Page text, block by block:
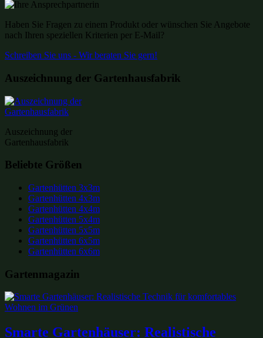
Haben Sie Fragen zu einem Produkt oder wünschen Sie Angebote
nach Ihren speziellen Kriterien per E-Mail?
Schreiben Sie uns - Wir beraten Sie gern!
Auszeichnung der Gartenhausfabrik
Auszeichnung der
Gartenhausfabrik
Beliebte Größen
Gartenhütten 3x3m
Gartenhütten 4x3m
Gartenhütten 4x4m
Gartenhütten 5x4m
Gartenhütten 5x5m
Gartenhütten 6x5m
Gartenhütten 6x6m
Gartenmagazin
Smarte Gartenhäuser: Realistische